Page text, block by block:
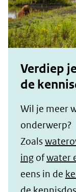
Verdiep
de
Wil je meer
onderwerp?
Zoals
ing ofwater
eens in de